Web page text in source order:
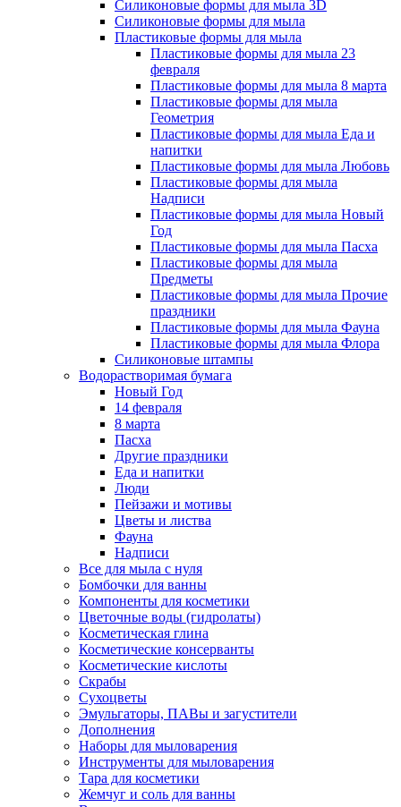
Силиконовые формы для мыла 3D
Силиконовые формы для мыла
Пластиковые формы для мыла
Пластиковые формы для мыла 23
февраля
Пластиковые формы для мыла 8 марта
Пластиковые формы для мыла
Геометрия
Пластиковые формы для мыла Еда и
напитки
Пластиковые формы для мыла Любовь
Пластиковые формы для мыла
Надписи
Пластиковые формы для мыла Новый
Год
Пластиковые формы для мыла Пасха
Пластиковые формы для мыла
Предметы
Пластиковые формы для мыла Прочие
праздники
Пластиковые формы для мыла Фауна
Пластиковые формы для мыла Флора
Силиконовые штампы
Водорастворимая бумага
Новый Год
14 февраля
8 марта
Пасха
Другие праздники
Еда и напитки
Люди
Пейзажи и мотивы
Цветы и листва
Фауна
Надписи
Все для мыла с нуля
Бомбочки для ванны
Компоненты для косметики
Цветочные воды (гидролаты)
Косметическая глина
Косметические консерванты
Косметические кислоты
Скрабы
Сухоцветы
Эмульгаторы, ПАВы и загустители
Дополнения
Наборы для мыловарения
Инструменты для мыловарения
Тара для косметики
Жемчуг и соль для ванны